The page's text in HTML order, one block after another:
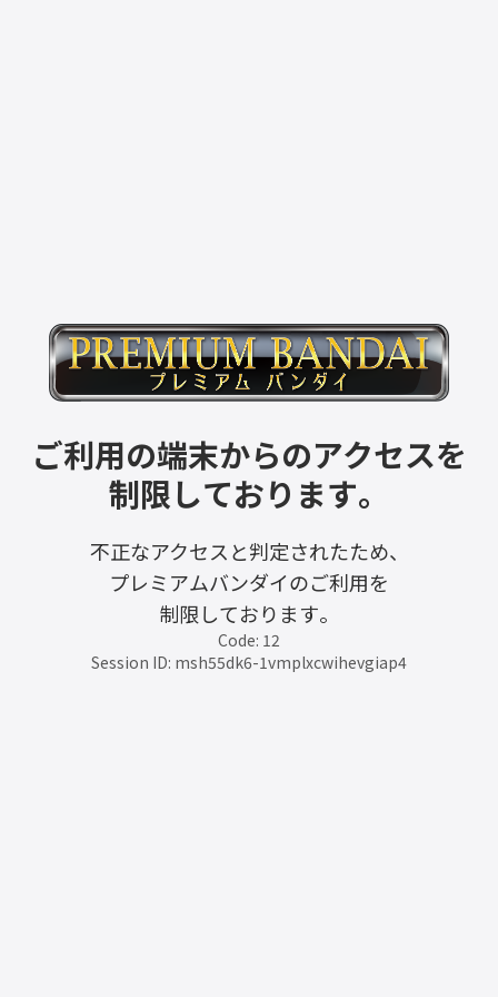
ご利用の端末からのアクセスを
制限しております。
不正なアクセスと判定されたため、
プレミアムバンダイのご利用を
制限しております。
Code: 12
Session ID: msh55dk6-1vmplxcwihevgiap4